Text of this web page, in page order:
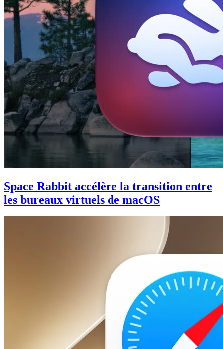
Space Rabbit accélère la transition entre
les bureaux virtuels de macOS